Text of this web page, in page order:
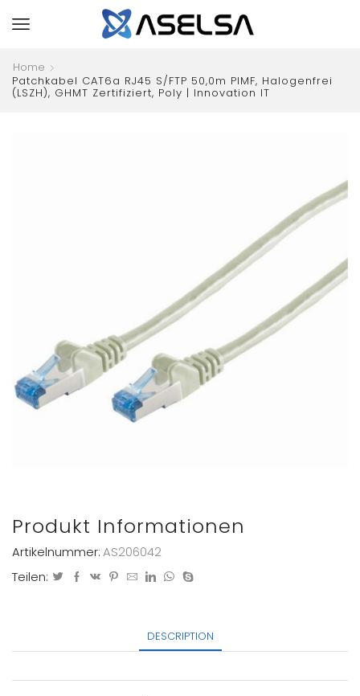
Home
Patchkabel CAT6a RJ45 S/FTP 50,0m PIMF, Halogenfrei
(LSZH), GHMT Zertifiziert, Poly | Innovation IT
Produkt Informationen
Artikelnummer:AS206042
Teilen:
DESCRIPTION